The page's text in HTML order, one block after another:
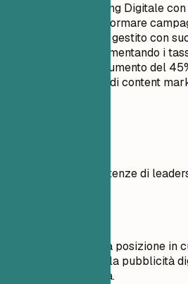
Specialista Marketing Digitale
esperienza nel trasformare
successi globali. Ho gestito con
email marketing, aumentando i
contribuendo a un aumento del
attraverso strategie di content
Evidenzia le competenze di
Obiettivo: Cerco una posizione in
mia conoscenza della pubblicità
crescita dell'azienda.